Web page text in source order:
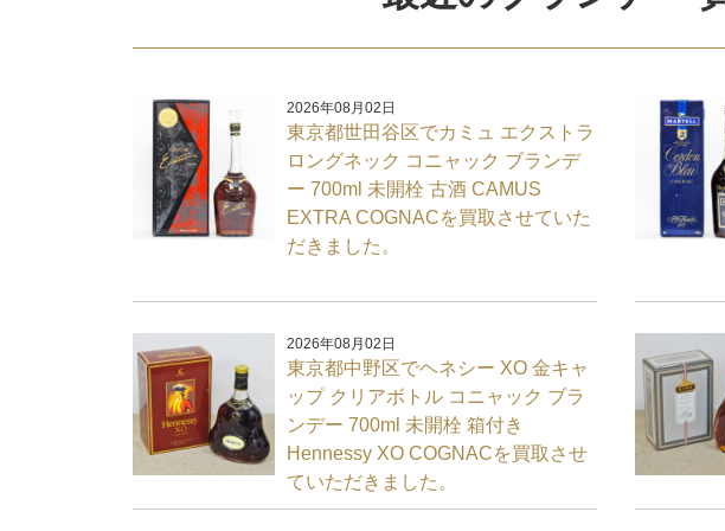
2026年08月02日
東京都世田谷区でカミュ エクストラ
ロングネック コニャック ブランデ
ー 700ml 未開栓 古酒 CAMUS
EXTRA COGNACを買取させていた
だきました。
2026年08月02日
東京都中野区でヘネシー XO 金キャ
ップ クリアボトル コニャック ブラ
ンデー 700ml 未開栓 箱付き
Hennessy XO COGNACを買取させ
ていただきました。